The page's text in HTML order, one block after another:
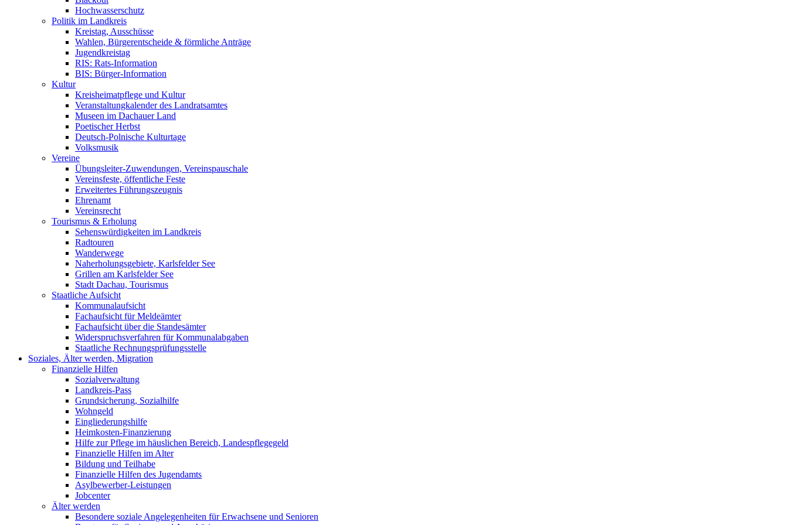
Hochwasserschutz
Politik im Landkreis
Kreistag, Ausschüsse
Wahlen, Bürgerentscheide & förmliche Anträge
Jugendkreistag
RIS: Rats-Information
BIS: Bürger-Information
Kultur
Kreisheimatpflege und Kultur
Veranstaltungkalender des Landratsamtes
Museen im Dachauer Land
Poetischer Herbst
Deutsch-Polnische Kulturtage
Volksmusik
Vereine
Übungsleiter-Zuwendungen, Vereinspauschale
Vereinsfeste, öffentliche Feste
Erweitertes Führungszeugnis
Ehrenamt
Vereinsrecht
Tourismus & Erholung
Sehenswürdigkeiten im Landkreis
Radtouren
Wanderwege
Naherholungsgebiete, Karlsfelder See
Grillen am Karlsfelder See
Stadt Dachau, Tourismus
Staatliche Aufsicht
Kommunalaufsicht
Fachaufsicht für Meldeämter
Fachaufsicht über die Standesämter
Widerspruchsverfahren für Kommunalabgaben
Staatliche Rechnungsprüfungsstelle
Soziales, Älter werden, Migration
Finanzielle Hilfen
Sozialverwaltung
Landkreis-Pass
Grundsicherung, Sozialhilfe
Wohngeld
Eingliederungshilfe
Heimkosten-Finanzierung
Hilfe zur Pflege im häuslichen Bereich, Landespflegegeld
Finanzielle Hilfen im Alter
Bildung und Teilhabe
Finanzielle Hilfen des Jugendamts
Asylbewerber-Leistungen
Jobcenter
Älter werden
Besondere soziale Angelegenheiten für Erwachsene und Senioren